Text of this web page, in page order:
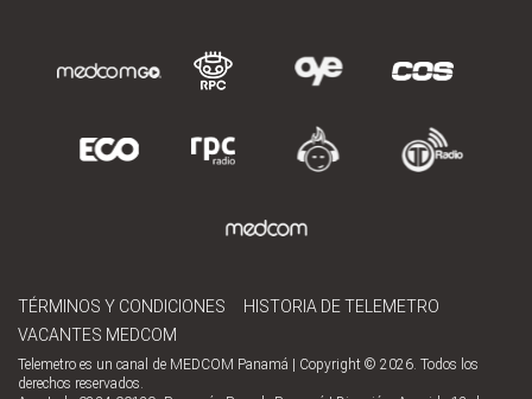
TÉRMINOS Y CONDICIONES
HISTORIA DE TELEMETRO
VACANTES MEDCOM
Telemetro es un canal de MEDCOM Panamá | Copyright © 2026. Todos los
derechos reservados.